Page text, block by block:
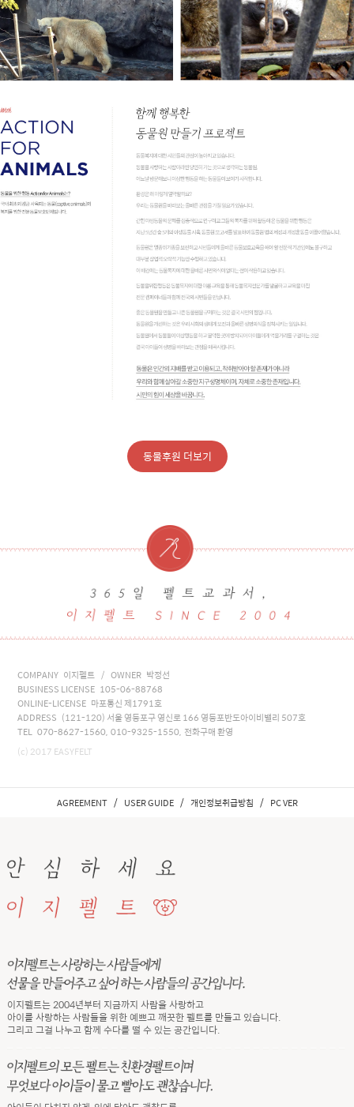
동물후원 더보기
COMPANY 이지펠트 / OWNER 박정선
BUSINESS LICENSE 105-06-88768
ONLINE-LICENSE 마포통신 제1791호
ADDRESS (121-120) 서울 영등포구 영신로 166 영등포반도아이비밸리 507호
TEL 070-8627-1560, 010-9325-1550, 전화구매 환영
(c) 2017 EASYFELT
AGREEMENT / USER GUIDE / 개인정보취급방침 / PC VER
이지펠트는 2004년부터 지금까지 사람을 사랑하고
아이를 사랑하는 사람들을 위한 예쁘고 깨끗한 펠트를 만들고 있습니다.
그리고 그걸 나누고 함께 수다를 떨 수 있는 공간입니다.